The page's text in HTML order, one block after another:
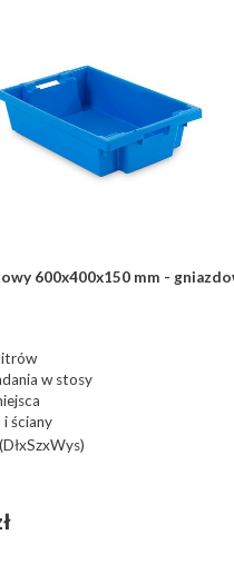
600x400x150 mm -
w stosy
ściany
(DłxSzxWys)